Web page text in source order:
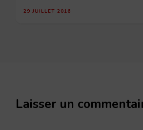
29 JUILLET 2016
Laisser un